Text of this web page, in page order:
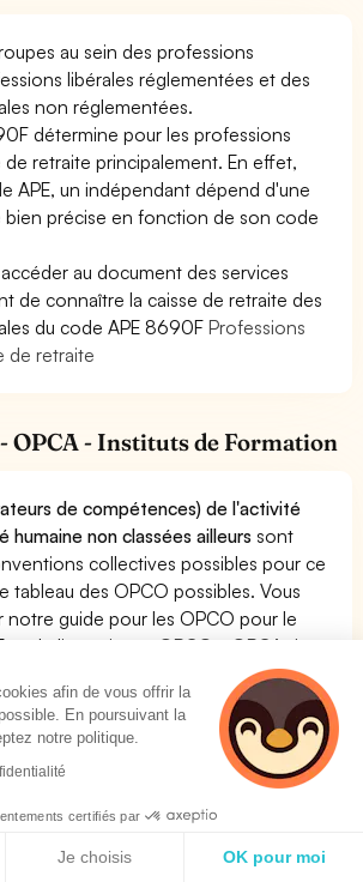
au sein des professions
libérales réglementées et des
non réglementées.
détermine pour les professions
de retraite principalement. En effet,
APE, un indépendant dépend d'une
bien précise en fonction de son code
au document des services
de connaître la caisse de retraite des
du code APE 8690FProfessions
de retraite
OPCA - Instituts de Formation
de compétences) de l'activité
humaine non classées ailleurs sont
collectives possibles pour ce
tableau des OPCO possibles. Vous
notre guide pour les OPCO pour le
sur le lien suivant:
OPCO - OPCA du
organismes chargés de recouvrer la
et de financer les alternances et
afin de vous offrir la
En poursuivant la
notre politique.
certifiés par
Je choisis OK pour moi